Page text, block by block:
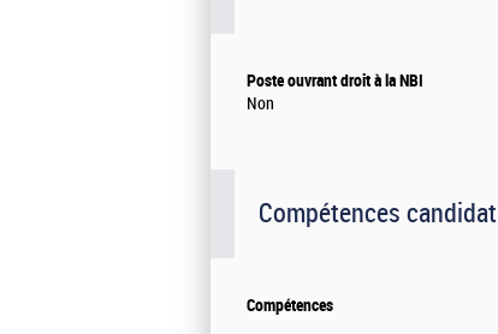
Poste ouvrant droit à la NBI
Non
Compétences candidat
Compétences